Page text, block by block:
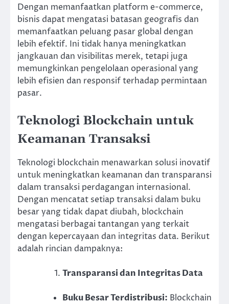
Dengan memanfaatkan platform e-commerce,
bisnis dapat mengatasi batasan geografis dan
memanfaatkan peluang pasar global dengan
lebih efektif. Ini tidak hanya meningkatkan
jangkauan dan visibilitas merek, tetapi juga
memungkinkan pengelolaan operasional yang
lebih efisien dan responsif terhadap permintaan
pasar.
Teknologi Blockchain untuk
Keamanan Transaksi
Teknologi blockchain menawarkan solusi inovatif
untuk meningkatkan keamanan dan transparansi
dalam transaksi perdagangan internasional.
Dengan mencatat setiap transaksi dalam buku
besar yang tidak dapat diubah, blockchain
mengatasi berbagai tantangan yang terkait
dengan kepercayaan dan integritas data. Berikut
adalah rincian dampaknya:
Transparansi dan Integritas Data
Buku Besar Terdistribusi: Blockchain